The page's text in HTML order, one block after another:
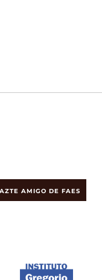
AMIGO DE FAES